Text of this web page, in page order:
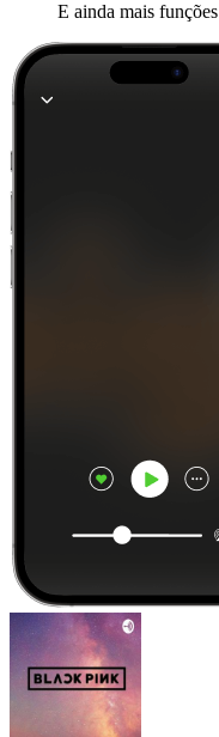
E ainda mais funções